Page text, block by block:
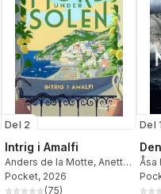
Del 2
Intrig i Amalfi
Anders de la Motte, Anette
de la Motte
Pocket, 2026
(75)
Del 1
Åsa